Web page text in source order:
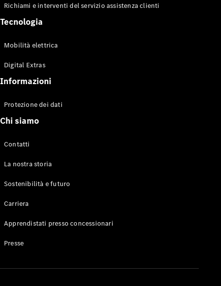
Contatti
Sostenibilità
concessionaria
Richiami e interventi del servizio assistenza clienti
Tecnologia
Mobilità elettrica
Digital Extras
Informazioni
Protezione dei dati
Chi siamo
Contatti
La nostra storia
Sostenibilità e futuro
Carriera
Apprendistati presso concessionari
Presse